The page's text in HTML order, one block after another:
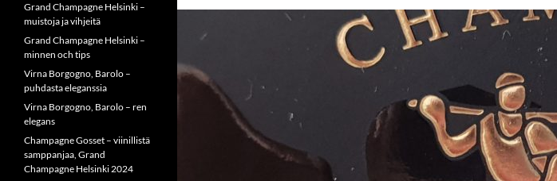
Grand Champagne Helsinki –
muistoja ja vihjeitä
Grand Champagne Helsinki –
minnen och tips
Virna Borgogno, Barolo –
puhdasta eleganssia
Virna Borgogno, Barolo – ren
elegans
Champagne Gosset – viinillistä
samppanjaa, Grand
Champagne Helsinki 2024